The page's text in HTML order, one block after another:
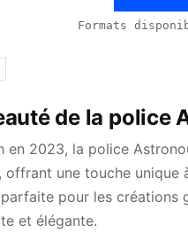
Formats
de la police
en 2023, la police
offrant une touche
pour les créations
et élégante.